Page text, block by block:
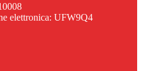
elettronica: UFW9Q4